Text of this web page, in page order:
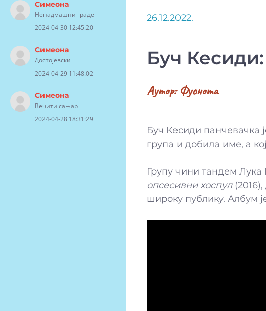
Симеона
Ненадмашни граде
2024-04-30 12:45:20
Симеона
Достојевски
2024-04-29 11:48:02
Симеона
Вечити сањар
2024-04-28 18:31:29
26.12.2022.
Буч
Аутор:Фуснота
Буч Кесиди панчевачка
група и добила име, а
Групу чини тандем
опсесивни хоспул
широку публику. Албум